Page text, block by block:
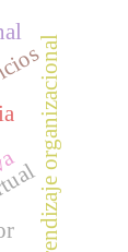
aprendizaje organizacional